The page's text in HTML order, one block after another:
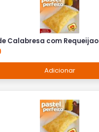
Calabresa com Requeijao
Adicionar